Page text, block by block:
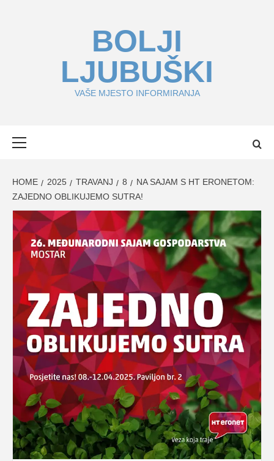
BOLJI
LJUBUŠKI
VAŠE MJESTO INFORMIRANJA
HOME 2025 TRAVANJ 8
NA SAJAM S HT ERONETOM:
ZAJEDNO OBLIKUJEMO SUTRA!